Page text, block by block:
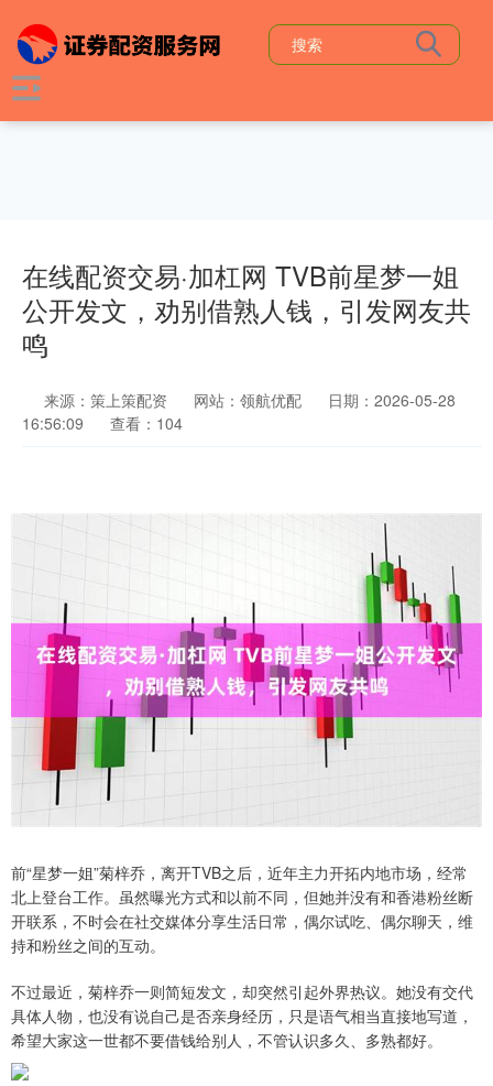
在线配资交易·加杠网 TVB前星梦一姐
公开发文，劝别借熟人钱，引发网友共
鸣
来源：策上策配资 网站：领航优配
日期：2026-05-28
16:56:09
查看：104
前“星梦一姐”菊梓乔，离开TVB之后，近年主力开拓内地市场，经常
北上登台工作。虽然曝光方式和以前不同，但她并没有和香港粉丝断
开联系，不时会在社交媒体分享生活日常，偶尔试吃、偶尔聊天，维
持和粉丝之间的互动。
不过最近，菊梓乔一则简短发文，却突然引起外界热议。她没有交代
具体人物，也没有说自己是否亲身经历，只是语气相当直接地写道，
希望大家这一世都不要借钱给别人，不管认识多久、多熟都好。